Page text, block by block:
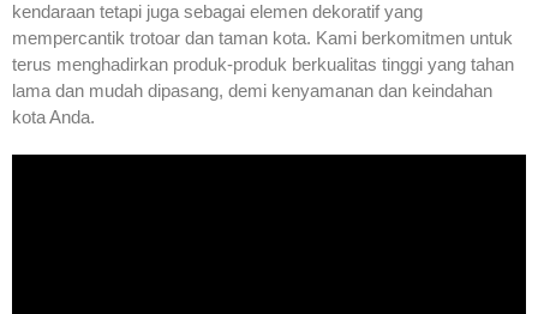
kendaraan tetapi juga sebagai elemen dekoratif yang
mempercantik trotoar dan taman kota. Kami berkomitmen untuk
terus menghadirkan produk-produk berkualitas tinggi yang tahan
lama dan mudah dipasang, demi kenyamanan dan keindahan
kota Anda.